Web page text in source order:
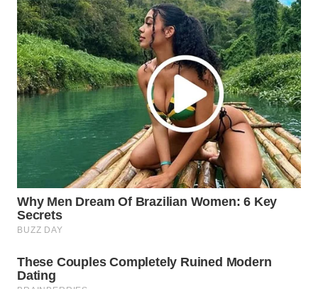
PRIANGAN
TIMUR
WN
SEMARANG
WN
SOLO
WN
BOROBUDUR
WN
MADURA
WN